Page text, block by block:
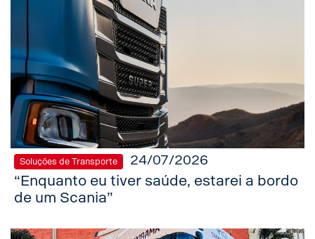
Soluções de Transporte 24/07/2026
“Enquanto eu tiver saúde, estarei a bordo
de um Scania”